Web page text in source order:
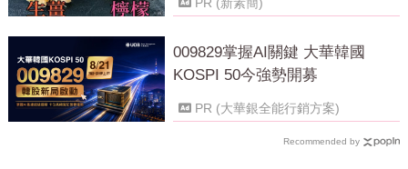
009829掌握AI關鍵 大華韓國
KOSPI 50今強勢開募
PR (大華銀全能行銷方案)
Recommended by